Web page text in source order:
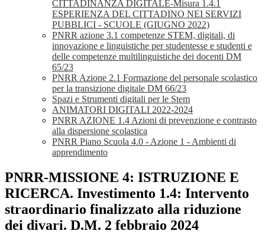
CITTADINANZA DIGITALE-Misura 1.4.1
ESPERIENZA DEL CITTADINO NEI SERVIZI
PUBBLICI - SCUOLE (GIUGNO 2022)
PNRR azione 3.1 competenze STEM, digitali, di
innovazione e linguistiche per studentesse e studenti e
delle competenze multilinguistiche dei docenti DM
65/23
PNRR Azione 2.1 Formazione del personale scolastico
per la transizione digitale DM 66/23
Spazi e Strumenti digitali per le Stem
ANIMATORI DIGITALI 2022-2024
PNRR AZIONE 1.4 Azioni di prevenzione e contrasto
alla dispersione scolastica
PNRR Piano Scuola 4.0 - Azione 1 - Ambienti di
apprendimento
PNRR-MISSIONE 4: ISTRUZIONE E
RICERCA. Investimento 1.4: Intervento
straordinario finalizzato alla riduzione
dei divari. D.M. 2 febbraio 2024